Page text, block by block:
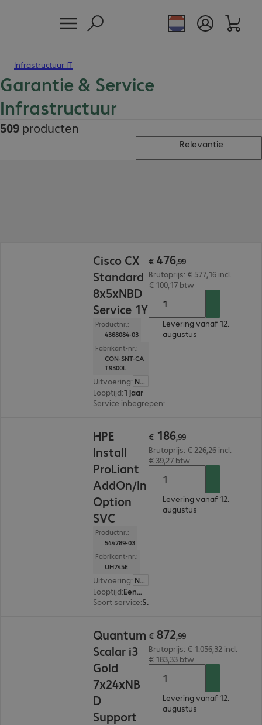
Infrastructuur IT
Garantie & Service
Infrastructuur
509 producten
Relevantie
Cisco CX
Standard
8x5xNBD
Service 1Y
Productnr.:
4368084-03
Fabrikant-nr.:
CON-SNT-CA
T9300L
Uitvoering:
Nederland
Looptijd:1 jaar
Service inbegrepen:
€ 476,99
Brutoprijs: € 577,16 incl.
€ 100,17 btw
Levering vanaf 12.
augustus
HPE
Install
ProLiant
AddOn/In
Option
SVC
Productnr.:
544789-03
Fabrikant-nr.:
UH745E
Uitvoering:
Nederland
Looptijd:
Eenmalig
Soort service: Start-up service
€ 186,99
Brutoprijs: € 226,26 incl.
€ 39,27 btw
Levering vanaf 12.
augustus
Quantum
Scalar i3
Gold
7x24xNB
D
Support
€ 872,99
Brutoprijs: € 1.056,32 incl.
€ 183,33 btw
Levering vanaf 12.
augustus